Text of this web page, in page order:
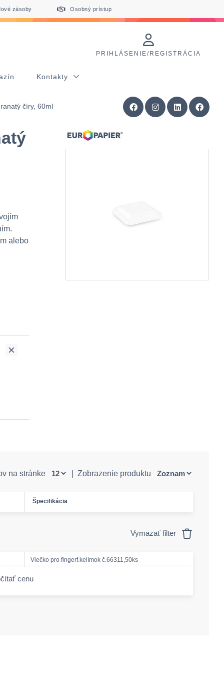
zásoby Osobný prístup
PRIHLÁSENIE/REGISTRÁCIA
Kontakty
číry, 60ml
alebo
na stránke Zobrazenie produktu
Špecifikácia
Vymazať filter
Viečko pro fingerf.kelímok č.66311,50ks
cenu